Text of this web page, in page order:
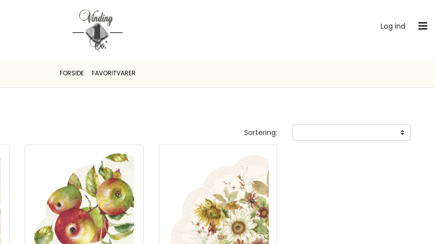
Log ind
FORSIDE FAVORITVARER
Sortering: